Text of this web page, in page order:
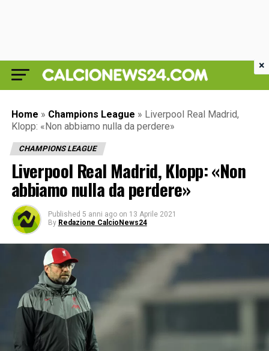
Home » Champions League » Liverpool Real Madrid,
Klopp: «Non abbiamo nulla da perdere»
CHAMPIONS LEAGUE
Liverpool Real Madrid, Klopp: «Non
abbiamo nulla da perdere»
Published 5 anni ago on 13 Aprile 2021
By Redazione CalcioNews24
×